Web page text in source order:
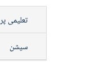
تعلیمی
سیشن